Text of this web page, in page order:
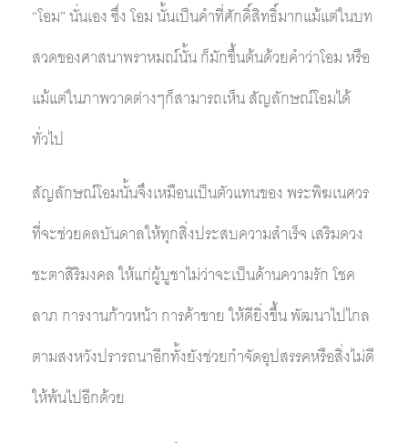
“โอม” นั่นเอง ซึ่ง โอม นั้นเป็นคำที่ศักดิ์สิทธิ์มากแม้แต่ในบท
สวดของศาสนาพราหมณ์นั้น ก็มักขึ้นต้นด้วยคำว่าโอม หรือ
แม้แต่ในภาพวาดต่างๆก็สามารถเห็น สัญลักษณ์โอมได้
ทั่วไป
สัญลักษณ์โอมนั้นจึงเหมือนเป็นตัวแทนของ พระพิฆเนศวร
ที่จะช่วยดลบันดาลให้ทุกสิ่งประสบความสำเร็จ เสริมดวง
ชะตาสิริมงคล ให้แก่ผู้บูชาไม่ว่าจะเป็นด้านความรัก โชค
ลาภ การงานก้าวหน้า การค้าขาย ให้ดียิ่งขึ้น พัฒนาไปไกล
ตามสงหวังปรารถนาอีกทั้งยังช่วยกำจัดอุปสรรคหรือสิ่งไม่ดี
ให้พ้นไปอีกด้วย